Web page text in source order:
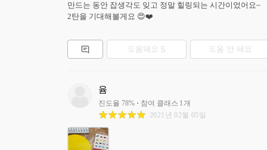
만드는 동안 잡생각도 잊고 정말 힐링되는 시간이었어요~
2탄을 기대해볼게요 😍❤️
도움돼요 5 도움 안 돼요
윰
진도율 78% 참여 클래스 1개
2021년 02월 05일